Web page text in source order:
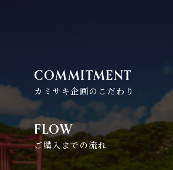
COMMITMENT
カミサキ企画のこだわり
FLOW
ご購入までの流れ